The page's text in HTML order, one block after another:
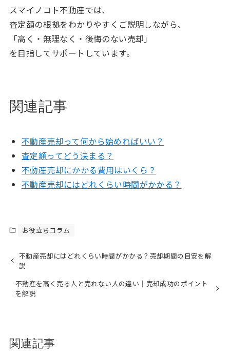
スマイノコト不動産では、
査定額の根拠をわかりやすくご説明しながら、
「高く・無理なく・後悔のない売却」
を目指してサポートしています。
関連記事
不動産売却って何から始めればいい？
査定額ってどう決まる？
不動産売却にかかる費用はいくら？
不動産売却にはどれくらい時間がかかる？
お役立ちコラム
不動産売却にはどれくらい時間がかかる？売却期間の目安を解
説
不動産を高く売る人と売れない人の違い｜売却成功のポイント
を解説
関連記事